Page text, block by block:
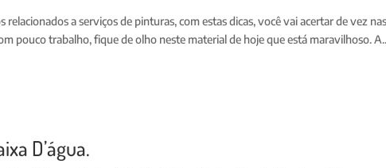
a serviços de pinturas, com estas dicas, você vai acertar de vez nas
pouco trabalho, fique de olho neste material de hoje que está maravilhoso.
D’água.